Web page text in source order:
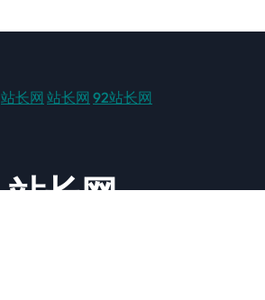
站长网 站长网 92站长网
站长网